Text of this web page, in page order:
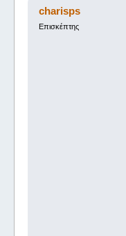
charisps
Επισκέπτης